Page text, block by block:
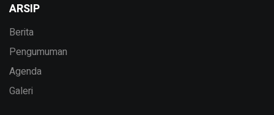
ARSIP
Berita
Pengumuman
Agenda
Galeri